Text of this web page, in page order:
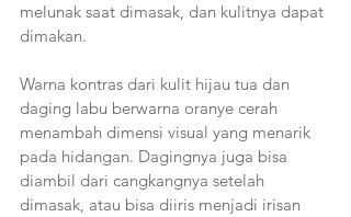
melunak saat dimasak, dan kulitnya dapat
dimakan.
Warna kontras dari kulit hijau tua dan
daging labu berwarna oranye cerah
menambah dimensi visual yang menarik
pada hidangan. Dagingnya juga bisa
diambil dari cangkangnya setelah
dimasak, atau bisa diiris menjadi irisan